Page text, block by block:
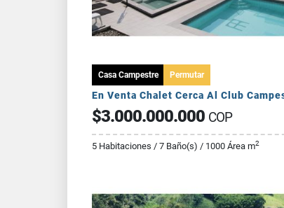
Casa Campestre Permutar
$3.000.000.000 COP
5 Habitaciones / 7 Baño(s) / 1000 Área m2